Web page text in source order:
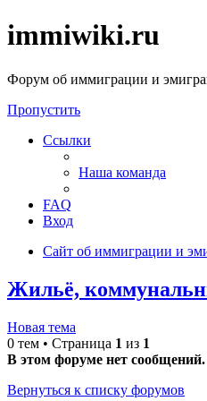
immiwiki.ru
Форум об иммиграции и
Пропустить
Ссылки
Наша команда
FAQ
Вход
Сайт об иммиграции и
Жильё,
Новая тема
0 тем • Страница 1 из 1
В этом форуме нет сообщений.
Вернуться к списку форумов